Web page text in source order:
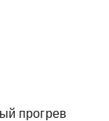
прогрев